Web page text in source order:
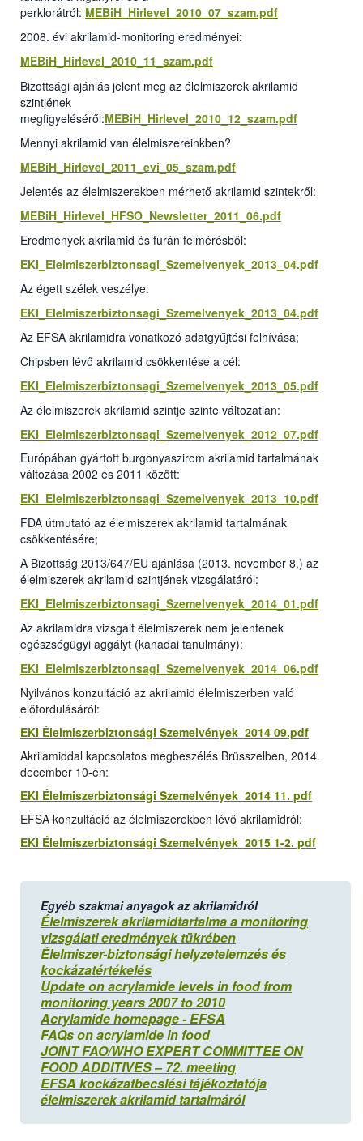
perklorátról: MEBiH_Hirlevel_2010_07_szam.pdf
2008. évi akrilamid-monitoring eredményei:
MEBiH_Hirlevel_2010_11_szam.pdf
Bizottsági ajánlás jelent meg az élelmiszerek akrilamid
szintjének
megfigyeléséről:MEBiH_Hirlevel_2010_12_szam.pdf
Mennyi akrilamid van élelmiszereinkben?
MEBiH_Hirlevel_2011_evi_05_szam.pdf
Jelentés az élelmiszerekben mérhető akrilamid szintekről:
MEBiH_Hirlevel_HFSO_Newsletter_2011_06.pdf
Eredmények akrilamid és furán felmérésből:
EKI_Elelmiszerbiztonsagi_Szemelvenyek_2013_04.pdf
Az égett szélek veszélye:
EKI_Elelmiszerbiztonsagi_Szemelvenyek_2013_04.pdf
Az EFSA akrilamidra vonatkozó adatgyűjtési felhívása;
Chipsben lévő akrilamid csökkentése a cél:
EKI_Elelmiszerbiztonsagi_Szemelvenyek_2013_05.pdf
Az élelmiszerek akrilamid szintje szinte változatlan:
EKI_Elelmiszerbiztonsagi_Szemelvenyek_2012_07.pdf
Európában gyártott burgonyaszirom akrilamid tartalmának
változása 2002 és 2011 között:
EKI_Elelmiszerbiztonsagi_Szemelvenyek_2013_10.pdf
FDA útmutató az élelmiszerek akrilamid tartalmának
csökkentésére;
A Bizottság 2013/647/EU ajánlása (2013. november 8.) az
élelmiszerek akrilamid szintjének vizsgálatáról:
EKI_Elelmiszerbiztonsagi_Szemelvenyek_2014_01.pdf
Az akrilamidra vizsgált élelmiszerek nem jelentenek
egészségügyi aggályt (kanadai tanulmány):
EKI_Elelmiszerbiztonsagi_Szemelvenyek_2014_06.pdf
Nyilvános konzultáció az akrilamid élelmiszerben való
előfordulásáról:
EKI Élelmiszerbiztonsági Szemelvények 2014 09.pdf
Akrilamiddal kapcsolatos megbeszélés Brüsszelben, 2014.
december 10-én:
EKI Élelmiszerbiztonsági Szemelvények 2014 11. pdf
EFSA konzultáció az élelmiszerekben lévő akrilamidról:
EKI Élelmiszerbiztonsági Szemelvények 2015 1-2. pdf
Egyéb szakmai anyagok az akrilamidról
Élelmiszerek akrilamidtartalma a monitoring
vizsgálati eredmények tükrében
Élelmiszer-biztonsági helyzetelemzés és
kockázatértékelés
Update on acrylamide levels in food from
monitoring years 2007 to 2010
Acrylamide homepage - EFSA
FAQs on acrylamide in food
JOINT FAO/WHO EXPERT COMMITTEE ON
FOOD ADDITIVES – 72. meeting
EFSA kockázatbecslési tájékoztatója
élelmiszerek akrilamid tartalmáról